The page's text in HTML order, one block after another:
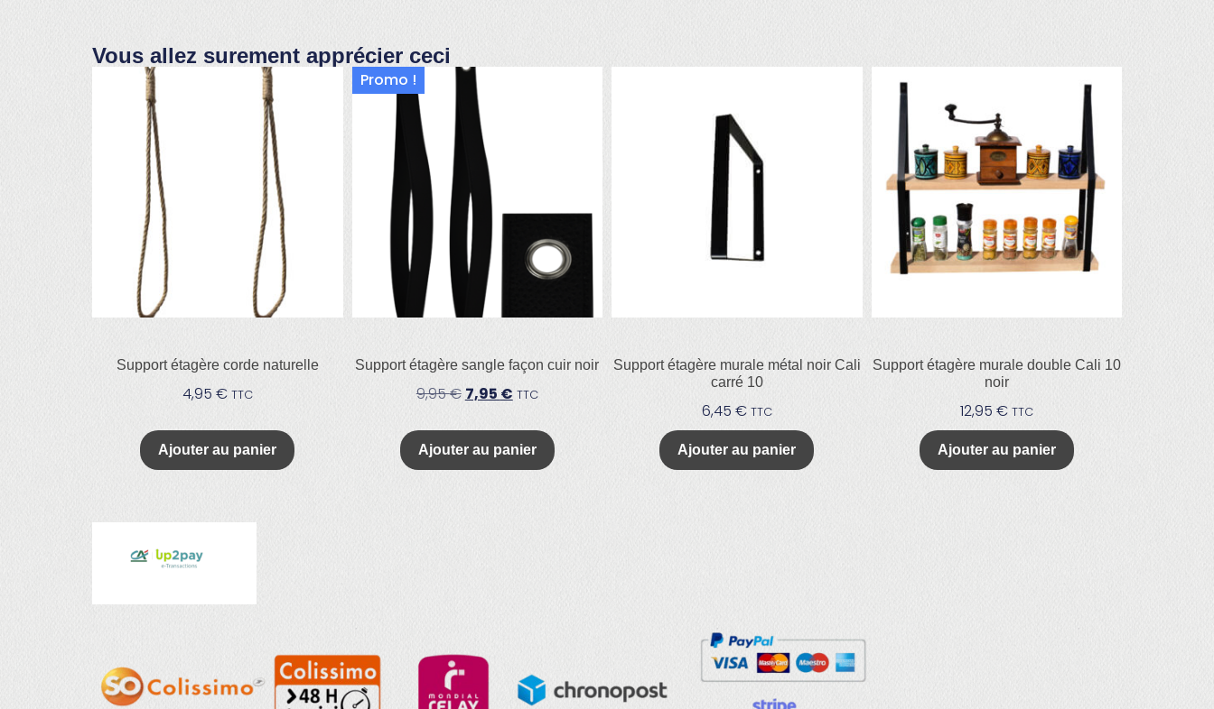
Vous allez surement apprécier ceci
Support étagère corde naturelle
4,95 € TTC
Ajouter au panier
Promo !
Support étagère sangle façon cuir noir
9,95€ 7,95 € TTC
Ajouter au panier
Support étagère murale métal noir Cali
carré 10
6,45 € TTC
Ajouter au panier
Support étagère murale double Cali 10
noir
12,95 € TTC
Ajouter au panier